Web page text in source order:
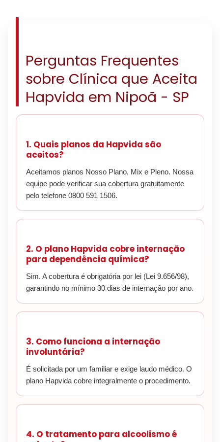
Perguntas Frequentes
sobre Clínica que Aceita
Hapvida em Nipoã - SP
1. Quais planos da Hapvida são
aceitos?
Aceitamos planos Nosso Plano, Mix e Pleno. Nossa
equipe pode verificar sua cobertura gratuitamente
pelo telefone 0800 591 1506.
2. O plano Hapvida cobre internação
para dependência química?
Sim. A cobertura é obrigatória por lei (Lei 9.656/98),
garantindo no mínimo 30 dias de internação por ano.
3. Como funciona a internação
involuntária?
É solicitada por um familiar e exige laudo médico. O
plano Hapvida cobre integralmente o procedimento.
4. O tratamento para alcoolismo é